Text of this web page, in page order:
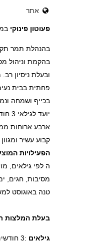
אתר
פעוטון פינוקי
בהנהלת תמר
בהקמת וניהול
ובעלת ניסיון
פחתית בבית
בכייף ושמחה
יועד לגילאי 3 חודשים עד – שנתיים וחצי.
ארבע ארוחות
קבוע עשיר
הפעילויות
ה לפי גילאים,
מסיבות, חגים,
טנה באוגוסט למשך
בעלת המלצות
גילאים :3 חודשים עד שנתיים וחצי.